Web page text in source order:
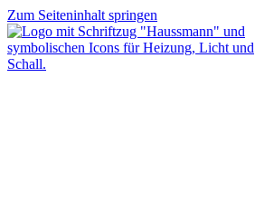
Zum Seiteninhalt springen